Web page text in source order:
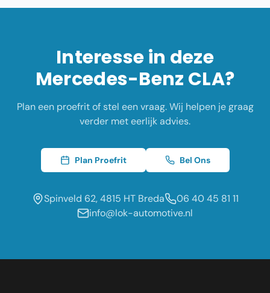
Interesse in deze
Mercedes-Benz CLA?
Plan een proefrit of stel een vraag. Wij helpen je graag
verder met eerlijk advies.
Plan Proefrit Bel Ons
Spinveld 62, 4815 HT Breda
06 40 45 81 11
info@lok-automotive.nl